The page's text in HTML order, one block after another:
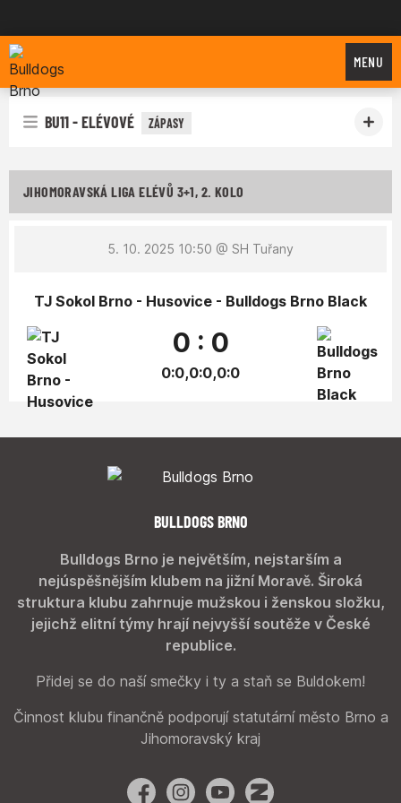
Bulldogs Brno
MENU
BU11 - ELÉVOVÉ ZÁPASY
JIHOMORAVSKÁ LIGA ELÉVŮ 3+1, 2. KOLO
5. 10. 2025 10:50 @ SH Tuřany
TJ Sokol Brno - Husovice - Bulldogs Brno Black
0 : 0
0:0,0:0,0:0
BULLDOGS BRNO
Bulldogs Brno je největším, nejstarším a
nejúspěšnějším klubem na jižní Moravě. Široká
struktura klubu zahrnuje mužskou i ženskou složku,
jejichž elitní týmy hrají nejvyšší soutěže v České
republice.
Přidej se do naší smečky i ty a staň se Buldokem!
Činnost klubu finančně podporují statutární město Brno a
Jihomoravský kraj